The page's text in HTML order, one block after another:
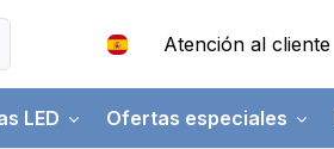
Atención al cliente
LED Ofertas especiales